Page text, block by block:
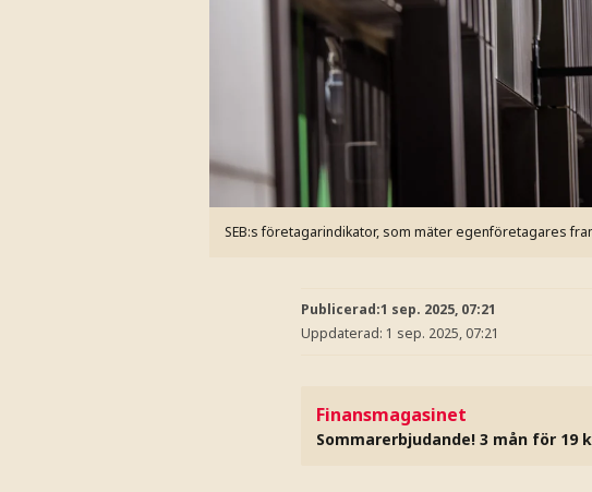
SEB:s företagarindikator, som mäter egenföretagares
Publicerad:1 sep. 2025, 07:21
Uppdaterad: 1 sep. 2025, 07:21
Finansmagasinet
Sommarerbjudande! 3 mån för 19